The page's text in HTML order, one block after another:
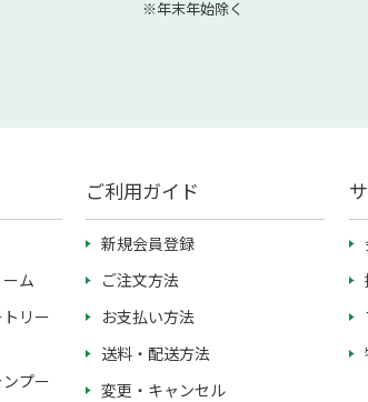
※年末年始除く
ム
リー
プー
ご利用ガイド
新規会員登録
ご注文方法
お支払い方法
送料・配送方法
変更・キャンセル